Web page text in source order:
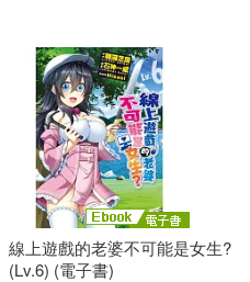
線上遊戲的老婆不可能是女生?
(Lv.6) (電子書)